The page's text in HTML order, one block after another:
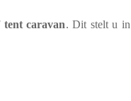
tent caravan. Dit stelt u in